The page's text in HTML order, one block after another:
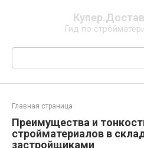
Гид по
Поиск:
Главная страница
Преимущества и
стройматериалов в
застройщиками